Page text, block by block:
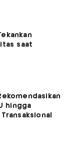
saat
hingga